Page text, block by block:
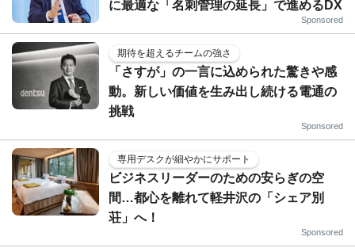
に最適な「名刺管理の延長」で進めるDX
Sponsored
期待を超えるチームの強さ
「さすが」の一言に込められた驚きや感
動。新しい価値を生み出し続ける電通の
挑戦
Sponsored
専用デスクが細やかにサポート
ビジネスリーダーのための安らぎの空
間…都心を離れて軽井沢の「シェア別
荘」へ！
Sponsored